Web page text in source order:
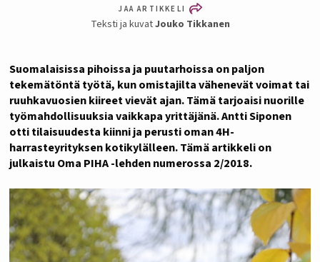
JAA ARTIKKELI
Teksti ja kuvatJouko Tikkanen
Suomalaisissa pihoissa ja puutarhoissa on paljon
tekemätöntä työtä, kun omistajilta vähenevät voimat tai
ruuhkavuosien kiireet vievät ajan. Tämä tarjoaisi nuorille
työmahdollisuuksia vaikkapa yrittäjänä. Antti Siponen
otti tilaisuudesta kiinni ja perusti oman 4H-
harrasteyrityksen kotikylälleen. Tämä artikkeli on
julkaistu Oma PIHA -lehden numerossa 2/2018.